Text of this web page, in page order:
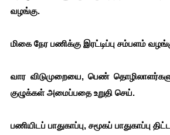
வழங்கு.
மிகை நேர பணிக்கு இரட்டிப்பு சம்பளம்
வார விடுமுறையை, பெண்
குழுக்கள் அமைப்பதை உறுதி செய்.
பணியிடப் பாதுகாப்பு, சமூகப் பாதுகாப்பு